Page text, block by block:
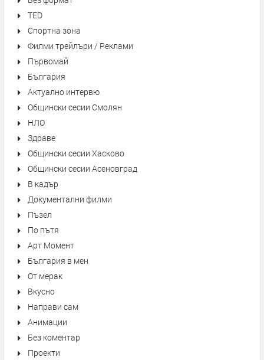
TED
Спортна зона
Филми трейлъри / Реклами
Първомай
България
Актуално интервю
Общински сесии Смолян
НЛО
Здраве
Общински сесии Хасково
Общински сесии Асеновград
В кадър
Документални филми
Пъзел
По пътя
Арт Момент
България в мен
От мерак
Вкусно
Направи сам
Анимации
Без коментар
Проекти